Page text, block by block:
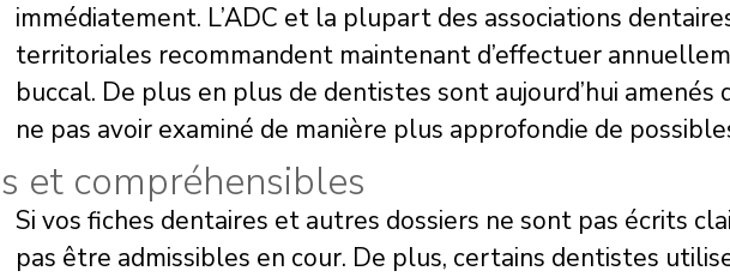
immédiatement. L’ADC et la plupart des associations
territoriales recommandent maintenant d’effectuer
buccal. De plus en plus de dentistes sont aujourd’hui
ne pas avoir examiné de manière plus approfondie de
et compréhensibles
Si vos fiches dentaires et autres dossiers ne sont pas écrits
pas être admissibles en cour. De plus, certains dentistes